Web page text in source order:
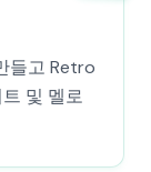
들고 Retro
및 멜로